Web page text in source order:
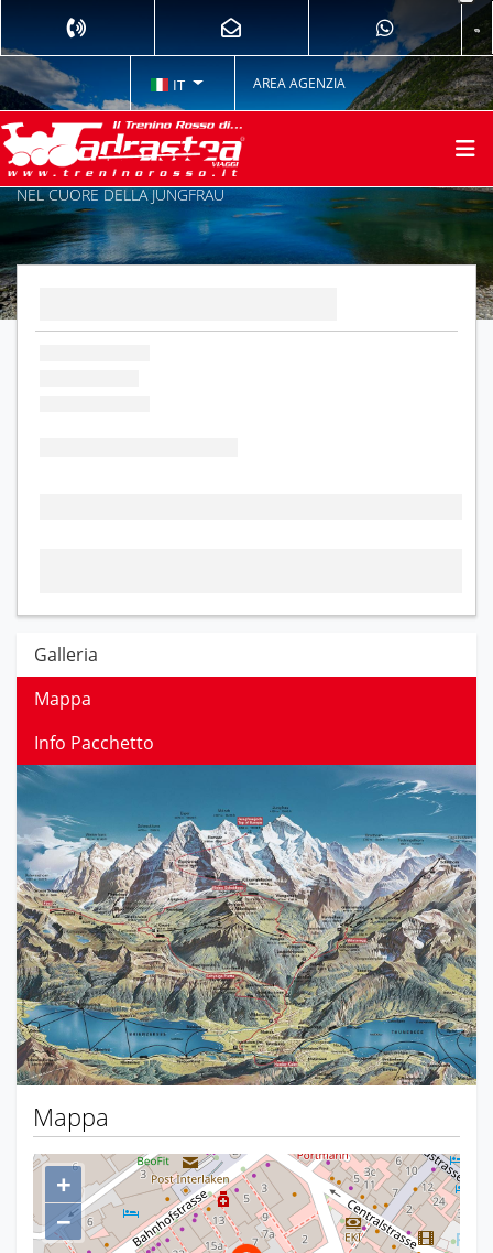
IT AREA AGENZIA
NEL CUORE DELLA JUNGFRAU
Galleria
Mappa
Info Pacchetto
Previous Next
Mappa
+
−